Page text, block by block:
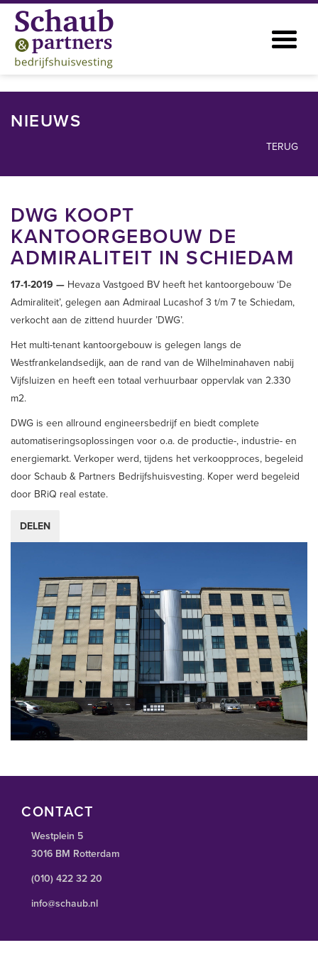
NIEUWS
TERUG
DWG KOOPT
KANTOORGEBOUW DE
ADMIRALITEIT IN SCHIEDAM
17-1-2019 — Hevaza Vastgoed BV heeft het kantoorgebouw ‘De
Admiraliteit’, gelegen aan Admiraal Lucashof 3 t/m 7 te Schiedam,
verkocht aan de zittend huurder ’DWG’.
Het multi-tenant kantoorgebouw is gelegen langs de
Westfrankelandsedijk, aan de rand van de Wilhelminahaven nabij
Vijfsluizen en heeft een totaal verhuurbaar oppervlak van 2.330
m2.
DWG is een allround engineersbedrijf en biedt complete
automatiseringsoplossingen voor o.a. de productie-, industrie- en
energiemarkt. Verkoper werd, tijdens het verkoopproces, begeleid
door Schaub & Partners Bedrijfshuisvesting. Koper werd begeleid
door BRiQ real estate.
DELEN
CONTACT
Westplein 5
3016 BM Rotterdam
(010) 422 32 20
info@schaub.nl